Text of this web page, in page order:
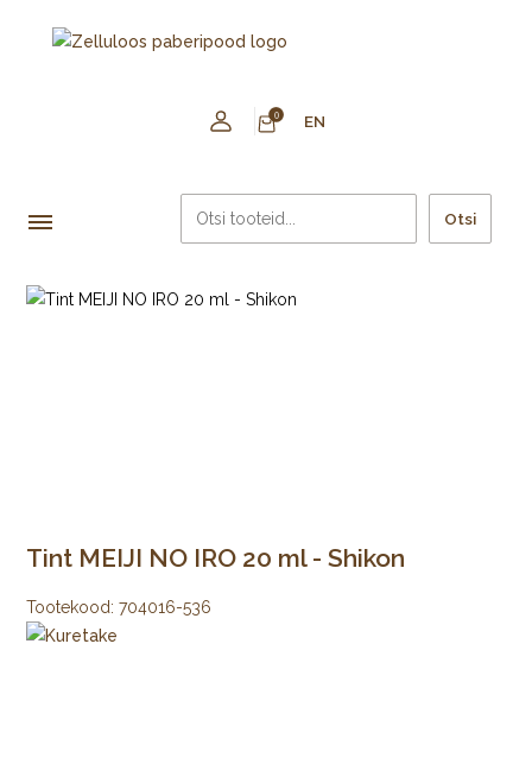
0 EN
Otsi
Tint MEIJI NO IRO 20 ml - Shikon
Tootekood: 704016-536